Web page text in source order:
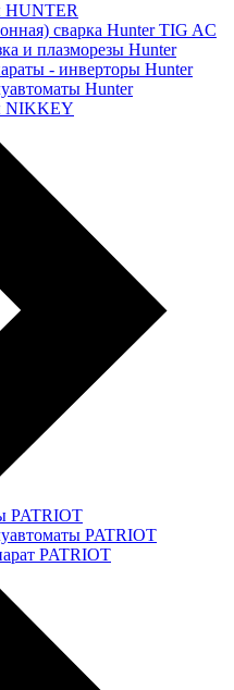
HUNTER
сварка Hunter TIG AC
и плазморезы Hunter
- инверторы Hunter
Hunter
NIKKEY
PATRIOT
PATRIOT
PATRIOT